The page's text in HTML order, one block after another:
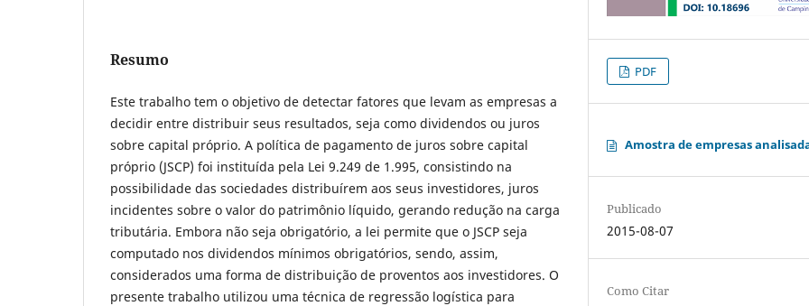
Resumo
Este trabalho tem o objetivo de detectar fatores que levam as empresas a
decidir entre distribuir seus resultados, seja como dividendos ou juros
sobre capital próprio. A política de pagamento de juros sobre capital
próprio (JSCP) foi instituída pela Lei 9.249 de 1.995, consistindo na
possibilidade das sociedades distribuírem aos seus investidores, juros
incidentes sobre o valor do patrimônio líquido, gerando redução na carga
tributária. Embora não seja obrigatório, a lei permite que o JSCP seja
computado nos dividendos mínimos obrigatórios, sendo, assim,
considerados uma forma de distribuição de proventos aos investidores. O
presente trabalho utilizou uma técnica de regressão logística para
PDF
Amostra de empresas
Publicado
2015-08-07
Como Citar